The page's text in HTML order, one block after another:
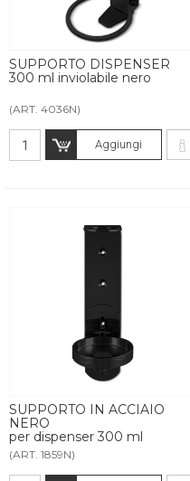
SUPPORTO DISPENSER
300 ml inviolabile nero
(ART. 4036N)
Aggiungi
SUPPORTO IN ACCIAIO
NERO
per dispenser 300 ml
(ART. 1859N)